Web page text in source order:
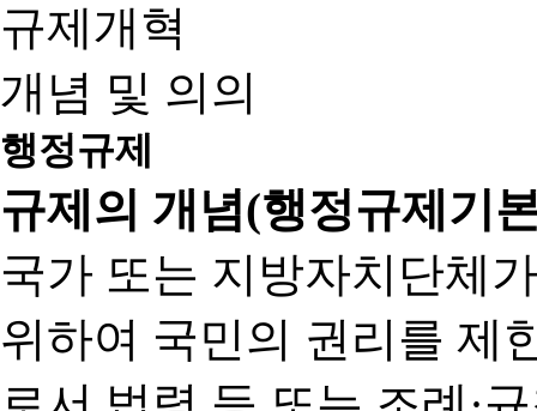
규제개혁
개념 및 의의
행정규제
규제의 개념(행정규제기
국가 또는 지방자치단체
위하여 국민의 권리를 제